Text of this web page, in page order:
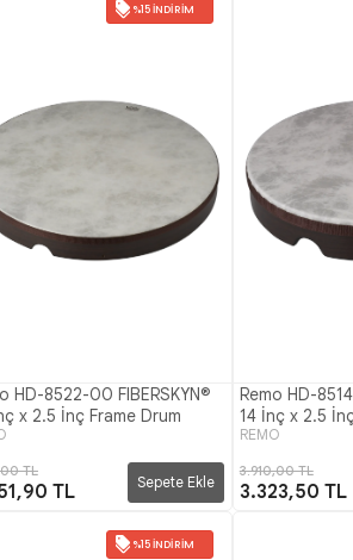
%15 İNDIRIM
HD-8522-00 FIBERSKYN®
x 2.5 İnç Frame Drum
TL
TL Sepete Ekle
Remo HD-
14 İnç x 2.5
REMO
3.910,00 TL
3.323,50 TL
%15 İNDIRIM